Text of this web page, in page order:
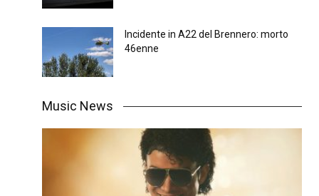
Incidente in A22 del Brennero: morto
46enne
Music News